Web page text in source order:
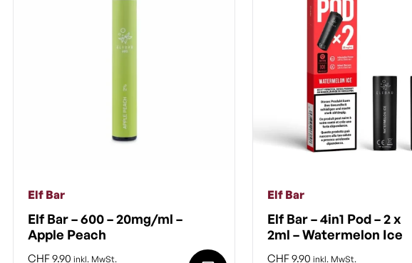
Elf Bar
Elf Bar – 600 – 20mg/ml –
Apple Peach
CHF9.90 inkl. MwSt.
Elf Bar
Elf Bar – 4in1 Pod – 2 x
2ml – Watermelon Ice
CHF9.90 inkl. MwSt.